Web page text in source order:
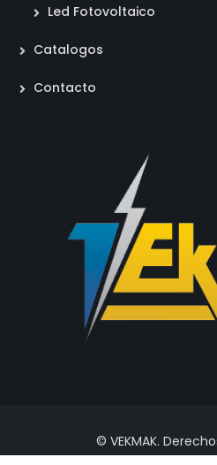
Led Fotovoltaico
Catalogos
Contacto
© VEKMAK.